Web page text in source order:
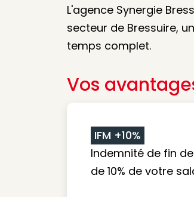
L'agence Synergie
secteur de Bressuire,
temps complet.
Vos
IFM +10%
Indemnité de fin
de 10% de votre